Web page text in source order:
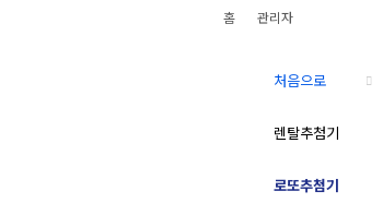
관리자
홈
처음으로
렌탈추첨기
로또추첨기